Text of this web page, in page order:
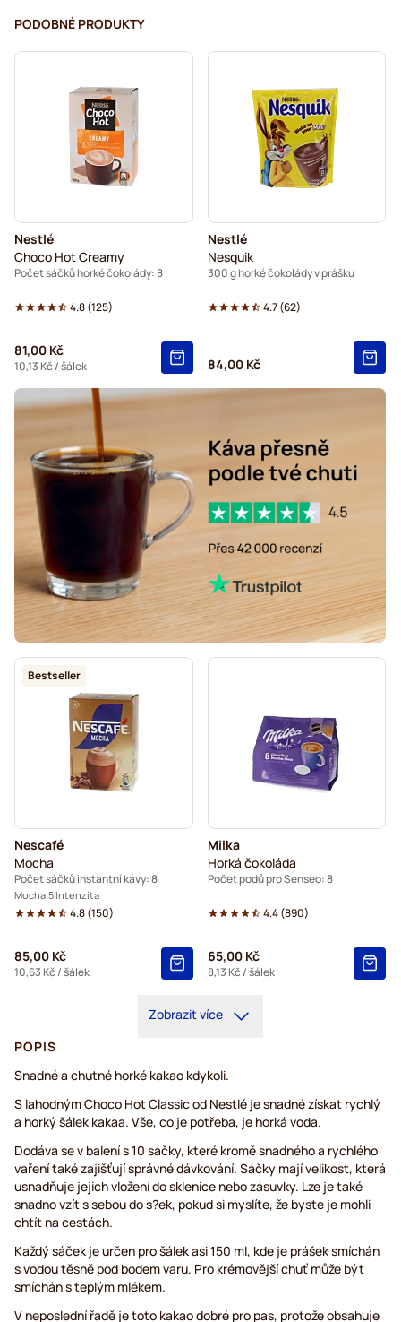
PODOBNÉ PRODUKTY
Nestlé
Choco Hot Creamy
Počet sáčků horké čokolády: 8
4.8(125)
81,00 Kč
10,13 Kč / šálek
Nestlé
Nesquik
300 g horké čokolády v prášku
4.7(62)
84,00 Kč
Bestseller
Nescafé
Mocha
Počet sáčků instantní kávy: 8
Mocha 5 Intenzita
4.8(150)
85,00 Kč
10,63 Kč / šálek
Milka
Horká čokoláda
Počet podů pro Senseo: 8
4.4(890)
65,00 Kč
8,13 Kč / šálek
Zobrazit více
POPIS
Snadné a chutné horké kakao kdykoli.
S lahodným Choco Hot Classic od Nestlé je snadné získat rychlý
a horký šálek kakaa. Vše, co je potřeba, je horká voda.
Dodává se v balení s 10 sáčky, které kromě snadného a rychlého
vaření také zajišťují správné dávkování. Sáčky mají velikost, která
usnadňuje jejich vložení do sklenice nebo zásuvky. Lze je také
snadno vzít s sebou do s?ek, pokud si myslíte, že byste je mohli
chtít na cestách.
Každý sáček je určen pro šálek asi 150 ml, kde je prášek smíchán
s vodou těsně pod bodem varu. Pro krémovější chuť může být
smíchán s teplým mlékem.
V neposlední řadě je toto kakao dobré pro pas, protože obsahuje